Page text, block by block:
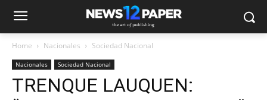
Home Nacionales Sociedad Nacional
Nacionales Sociedad Nacional
TRENQUE LAUQUEN: